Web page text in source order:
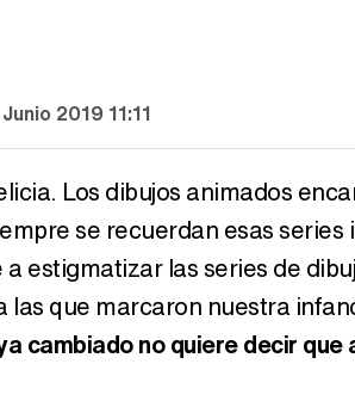
2019 11:11
Los dibujos animados
se recuerdan esas series
estigmatizar las series de
las que marcaron nuestra
cambiado no quiere decir que